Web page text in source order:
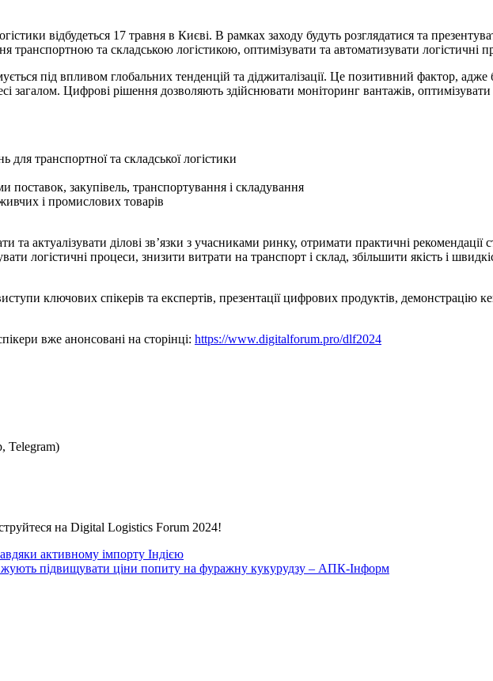
відбудеться 17 травня в Києві. В рамках заходу будуть розглядатися та
транспортною та складською логістикою, оптимізувати та автоматизувати логістичні
під впливом глобальних тенденцій та діджиталізації. Це позитивний фактор, адже
загалом. Цифрові рішення дозволяють здійснювати моніторинг вантажів,
транспортної та складської логістики
поставок, закупівель, транспортування і складування
і промислових товарів
та актуалізувати ділові зв’язки з учасниками ринку, отримати практичні
логістичні процеси, знизити витрати на транспорт і склад, збільшити якість і
ключових спікерів та експертів, презентації цифрових продуктів, демонстрацію
вже анонсовані на сторінці: https://www.digitalforum.pro/dlf2024
Telegram)
на Digital Logistics Forum 2024!
активному імпорту Індією
підвищувати ціни попиту на фуражну кукурудзу – АПК-Інформ